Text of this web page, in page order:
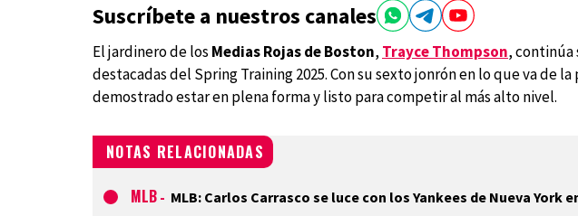
Suscríbete a nuestros canales
El jardinero de los Medias Rojas de Boston, Trayce Thompson, continúa
destacadas del Spring Training 2025. Con su sexto jonrón en lo que va de
demostrado estar en plena forma y listo para competir al más alto nivel.
NOTAS RELACIONADAS
MLB - MLB: Carlos Carrasco se luce con los Yankees de Nueva York